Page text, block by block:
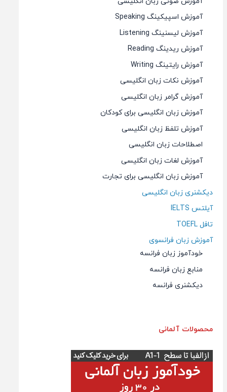
آموزش اسپیکینگ Speaking
آموزش لیسنینگ Listening
آموزش ریدینگ Reading
آموزش رایتینگ Writing
آموزش نکات زبان انگلیسی
آموزش گرامر زبان انگلیسی
آموزش زبان انگلیسی برای کودکان
آموزش تلفظ زبان انگلیسی
اصطلاحات زبان انگلیسی
آموزش لغات زبان انگلیسی
آموزش زبان انگلیسی برای تجارت
دیکشنری زبان انگلیسی
آیلتس IELTS
تافل TOEFL
آموزش زبان فرانسوی
خودآموز زبان فرانسه
منابع زبان فرانسه
دیکشنری فرانسه
محصولات آلمانی